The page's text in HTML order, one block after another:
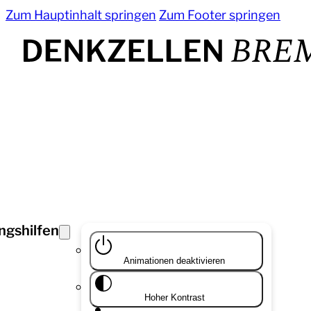
Zum Hauptinhalt springen Zum Footer springen
Animationen deaktivieren
Hoher Kontrast